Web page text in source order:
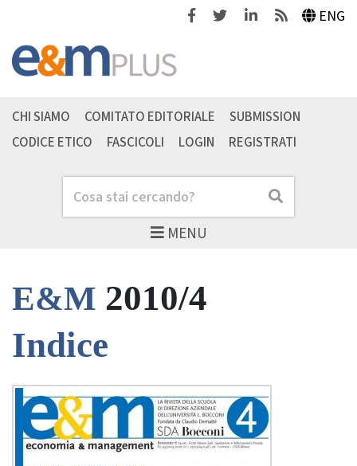
FacebookTwitterLinkedinFeeds ENG
MENU
Cerca Cerca
CHI SIAMO COMITATO EDITORIALE
SUBMISSION
CODICE ETICO
FASCICOLI LOGIN REGISTRATI
E&M 2010/4
Indice